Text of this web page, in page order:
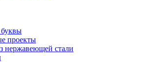
проекты
нержавеющей стали